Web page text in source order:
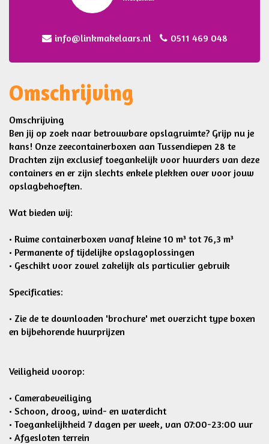
info@linkmakelaars.nl 0511 469 048
Omschrijving
Omschrijving
Ben jij op zoek naar betrouwbare opslagruimte? Grijp nu je
kans! Onze zeecontainerboxen aan Tussendiepen 28 te
Drachten zijn exclusief toegankelijk voor huurders van deze
containers en er zijn slechts enkele plekken over voor jouw
opslagbehoeften.
Wat bieden wij:
• Ruime containerboxen vanaf kleine 10 m³ tot 76,3 m³
• Permanente of tijdelijke opslagoplossingen
• Geschikt voor zowel zakelijk als particulier gebruik
Specificaties:
• Zie de te downloaden 'brochure' met overzicht type boxen
en bijbehorende huurprijzen
Veiligheid voorop:
• Camerabeveiliging
• Schoon, droog, wind- en waterdicht
• Toegankelijkheid 7 dagen per week, van 07:00-23:00 uur
• Afgesloten terrein